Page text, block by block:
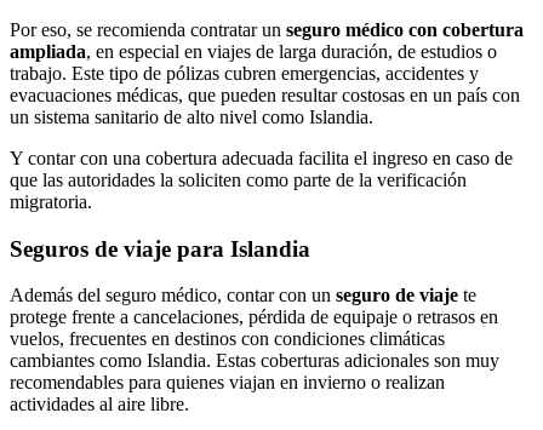
Por eso, se recomienda contratar un seguro médico con cobertura
ampliada, en especial en viajes de larga duración, de estudios o
trabajo. Este tipo de pólizas cubren emergencias, accidentes y
evacuaciones médicas, que pueden resultar costosas en un país con
un sistema sanitario de alto nivel como Islandia.
Y contar con una cobertura adecuada facilita el ingreso en caso de
que las autoridades la soliciten como parte de la verificación
migratoria.
Seguros de viaje para Islandia
Además del seguro médico, contar con un seguro de viaje te
protege frente a cancelaciones, pérdida de equipaje o retrasos en
vuelos, frecuentes en destinos con condiciones climáticas
cambiantes como Islandia. Estas coberturas adicionales son muy
recomendables para quienes viajan en invierno o realizan
actividades al aire libre.